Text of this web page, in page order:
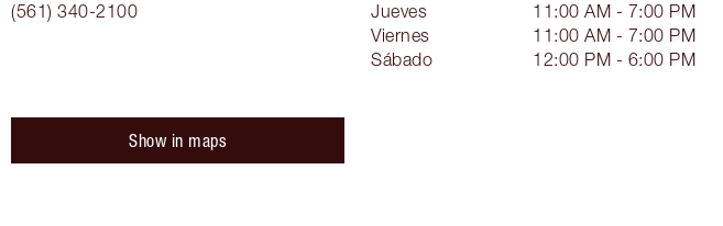
(561) 340-2100
Jueves
11:00 AM - 7:00 PM
Viernes
11:00 AM - 7:00 PM
Sábado
12:00 PM - 6:00 PM
Show in maps